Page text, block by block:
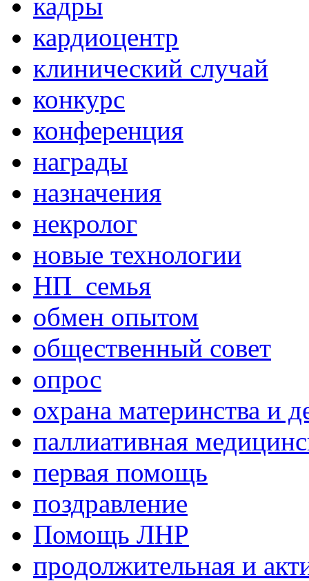
кардиоцентр
клинический случай
конкурс
конференция
награды
назначения
некролог
новые технологии
НП_семья
обмен опытом
общественный совет
опрос
охрана материнства и
паллиативная
первая помощь
поздравление
Помощь ЛНР
продолжительная и